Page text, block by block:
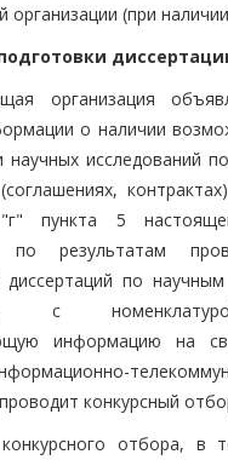
(при
организация
о наличии
научных исследований
"г" пункта 5
по результатам
диссертаций по
с
информацию на
конкурсный
отбора, в